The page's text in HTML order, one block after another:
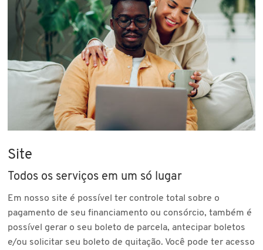
Site
Todos os serviços em um só lugar
Em nosso site é possível ter controle total sobre o
pagamento de seu financiamento ou consórcio, também é
possível gerar o seu boleto de parcela, antecipar boletos
e/ou solicitar seu boleto de quitação. Você pode ter acesso